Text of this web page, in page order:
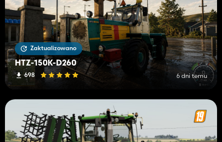
Zaktualizowano
HTZ-150K-D260
698 6 dni temu